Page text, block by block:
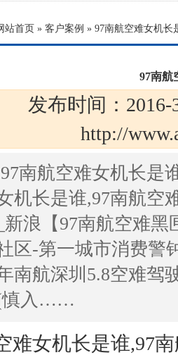
站首页 » 客户案例 » 97南航空难女机长
97南航
发布时间：
http://
97南航空难女机长是
机长是谁,97南航空
新浪【97南航空难
区-第一城市消费警
南航深圳5.8空难驾
慎入……
难女机长是谁,97